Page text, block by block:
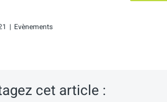
| Evènements
cet article :